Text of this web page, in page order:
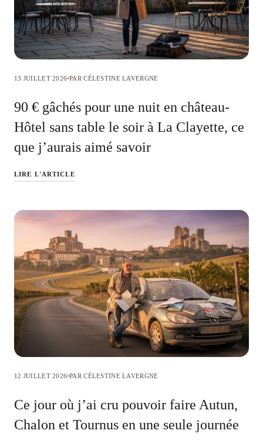
13 JUILLET 2026 PAR CÉLESTINE LAVERGNE
90 € gâchés pour une nuit en château-
Hôtel sans table le soir à La Clayette, ce
que j’aurais aimé savoir
LIRE L'ARTICLE
12 JUILLET 2026 PAR CÉLESTINE LAVERGNE
Ce jour où j’ai cru pouvoir faire Autun,
Chalon et Tournus en une seule journée